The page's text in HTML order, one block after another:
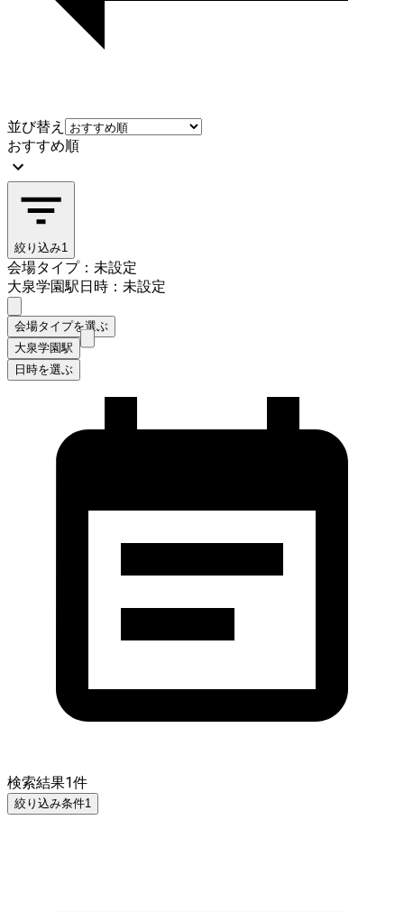
並び替え
おすすめ順
絞り込み1
会場タイプ：未設定
大泉学園駅日時：未設定
会場タイプを選ぶ
大泉学園駅
日時を選ぶ
検索結果1件
絞り込み条件1